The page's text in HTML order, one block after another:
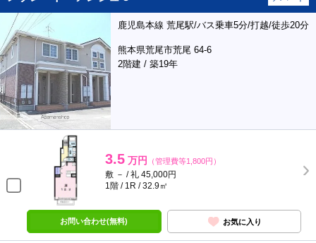
鹿児島本線 荒尾駅/バス乗車5分/打越/徒歩20分
熊本県荒尾市荒尾 64-6
2階建 / 築19年
3.5 万円 （管理費等1,800円）
敷 － / 礼 45,000円
1階 / 1R / 32.9㎡
お問い合わせ(無料) お気に入り